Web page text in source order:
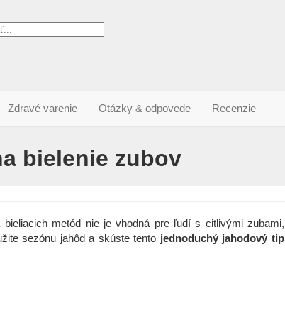
Zdravé varenie Otázky & odpovede Recenzie
bielenie zubov
metód nie je vhodná pre ľudí s citlivými zubami,
sezónu jahôd a skúste tento jednoduchý jahodový tip